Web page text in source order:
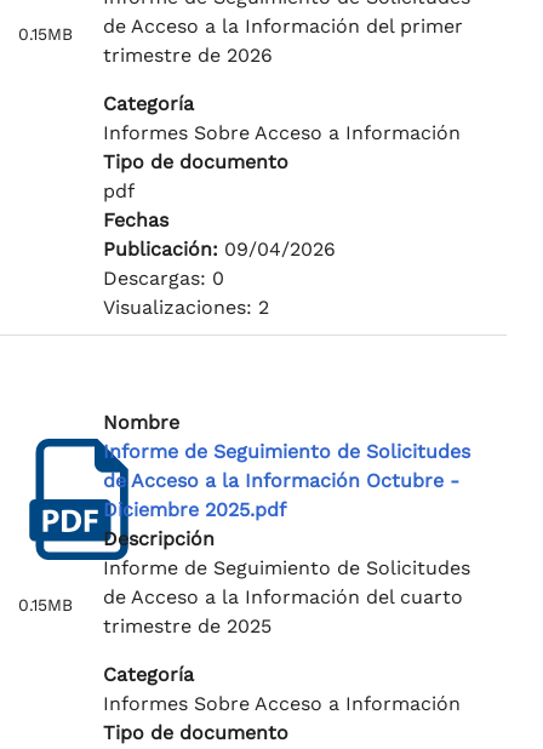
0.15MB
de Acceso a la Información del primer
trimestre de 2026
Categoría
Informes Sobre Acceso a Información
Tipo de documento
pdf
Fechas
Publicación: 09/04/2026
Descargas: 0
Visualizaciones: 2
0.15MB
Nombre
Informe de Seguimiento de Solicitudes
de Acceso a la Información Octubre -
Diciembre 2025.pdf
Descripción
Informe de Seguimiento de Solicitudes
de Acceso a la Información del cuarto
trimestre de 2025
Categoría
Informes Sobre Acceso a Información
Tipo de documento